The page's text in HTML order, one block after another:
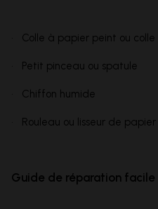
• Colle à papier peint ou
• Petit pinceau ou spatule
• Chiffon humide
• Rouleau ou lisseur de
Guide de réparation facile